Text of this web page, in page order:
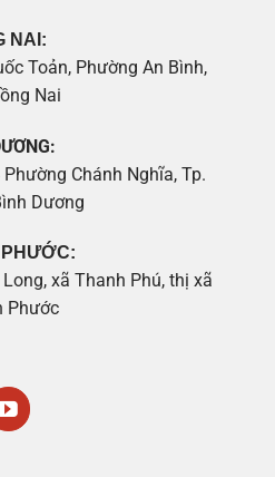
NAI:
Toản, Phường An Bình,
Nai
Chánh Nghĩa, Tp.
Dương
xã Thanh Phú, thị xã
Phước